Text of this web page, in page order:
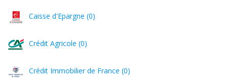
Caisse d'Epargne (0)
Crédit Agricole (0)
Crédit Immobilier de France (0)